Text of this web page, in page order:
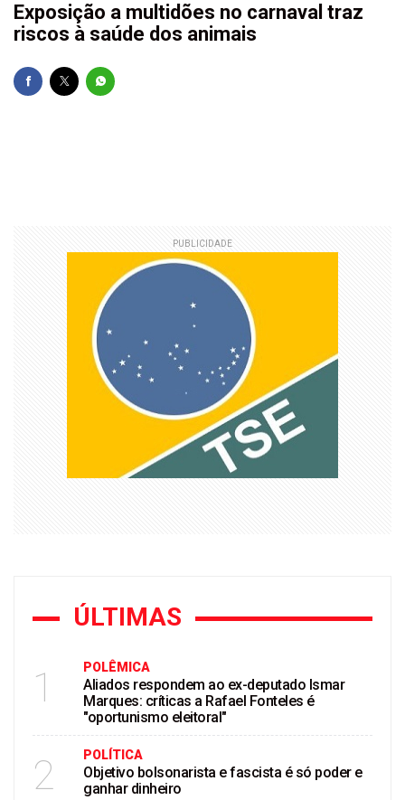
Exposição a multidões no carnaval traz
riscos à saúde dos animais
PUBLICIDADE
ÚLTIMAS
1 POLÊMICA
Aliados respondem ao ex-deputado Ismar
Marques: críticas a Rafael Fonteles é
"oportunismo eleitoral"
2 POLÍTICA
Objetivo bolsonarista e fascista é só poder e
ganhar dinheiro